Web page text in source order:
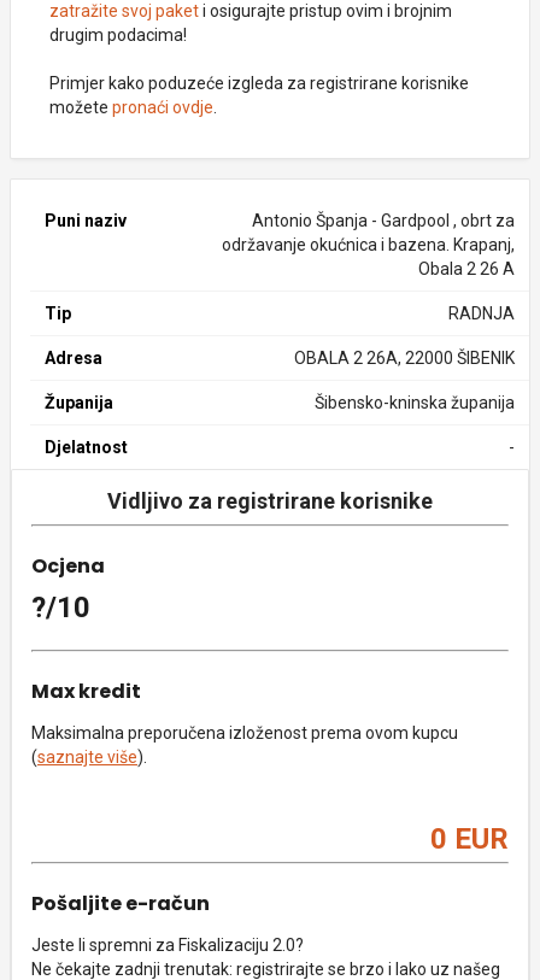
zatražite svoj paketi osigurajte pristup ovim i brojnim
drugim podacima!
Primjer kako poduzeće izgleda za registrirane korisnike
možete pronaći ovdje
Puni naziv
Antonio Španja - Gardpool , obrt za
održavanje okućnica i bazena. Krapanj,
Obala 2 26 A
Tip RADNJA
Adresa OBALA 2 26A, 22000 ŠIBENIK
Županija Šibensko-kninska županija
Djelatnost -
Vidljivo za registrirane korisnike
Ocjena
?/10
Max kredit
Maksimalna preporučena izloženost prema ovom kupcu
(saznajte više).
0 EUR
Pošaljite e-račun
Jeste li spremni za Fiskalizaciju 2.0?
Ne čekajte zadnji trenutak: registrirajte se brzo i lako uz našeg